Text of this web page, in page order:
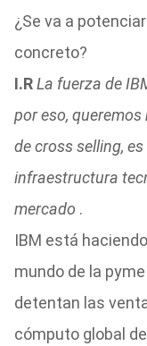
¿Se va a
concreto?
I.RLa fuerza de
por eso,
de cross selling,
infraestructura
mercado .
IBM está
mundo de la
detentan las
cómputo global